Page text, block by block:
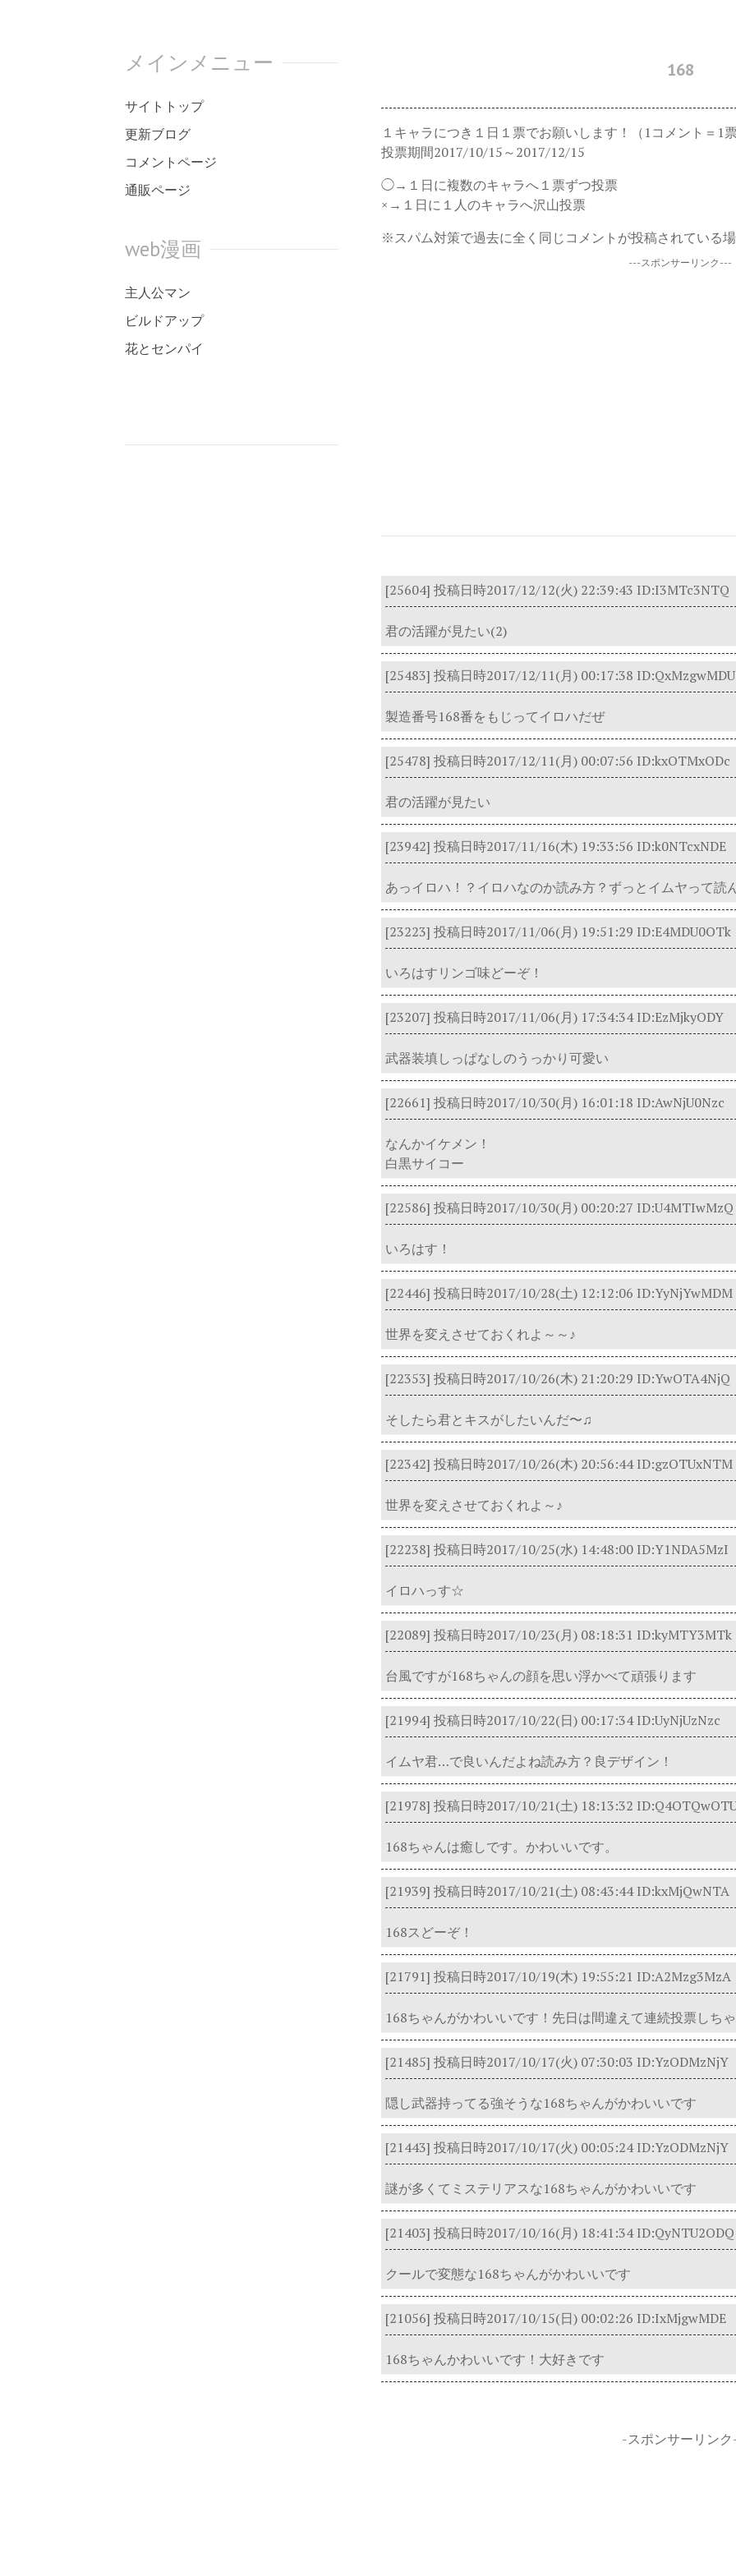
ン
へ
ス
ッ
プ
168
１キャラにつき１日１票でお願いします！（1コメント＝1
投票期間2017/10/15～2017/12/15
◯→１日に複数のキャラへ１票ずつ投票
×→１日に１人のキャラへ沢山投票
※スパム対策で過去に全く同じコメントが投稿されている
---スポンサーリンク---
[25604] 投稿日時2017/12/12(火) 22:39:43 ID:I3MTc3NTQ
君の活躍が見たい(2)
[25483] 投稿日時2017/12/11(月) 00:17:38 ID:QxMzgwMDU
製造番号168番をもじってイロハだぜ
[25478] 投稿日時2017/12/11(月) 00:07:56 ID:kxOTMxODc
君の活躍が見たい
[23942] 投稿日時2017/11/16(木) 19:33:56 ID:k0NTcxNDE
あっイロハ！？イロハなのか読み方？ずっとイムヤって読
[23223] 投稿日時2017/11/06(月) 19:51:29 ID:E4MDU0OTk
いろはすリンゴ味どーぞ！
[23207] 投稿日時2017/11/06(月) 17:34:34 ID:EzMjkyODY
武器装填しっぱなしのうっかり可愛い
[22661] 投稿日時2017/10/30(月) 16:01:18 ID:AwNjU0Nzc
なんかイケメン！
白黒サイコー
[22586] 投稿日時2017/10/30(月) 00:20:27 ID:U4MTIwMzQ
いろはす！
[22446] 投稿日時2017/10/28(土) 12:12:06 ID:YyNjYwMDM
世界を変えさせておくれよ～～♪
[22353] 投稿日時2017/10/26(木) 21:20:29 ID:YwOTA4NjQ
そしたら君とキスがしたいんだ〜♫
[22342] 投稿日時2017/10/26(木) 20:56:44 ID:gzOTUxNTM
世界を変えさせておくれよ～♪
[22238] 投稿日時2017/10/25(水) 14:48:00 ID:Y1NDA5MzI
イロハっす☆
[22089] 投稿日時2017/10/23(月) 08:18:31 ID:kyMTY3MTk
台風ですが168ちゃんの顔を思い浮かべて頑張ります
[21994] 投稿日時2017/10/22(日) 00:17:34 ID:UyNjUzNzc
イムヤ君…で良いんだよね読み方？良デザイン！
[21978] 投稿日時2017/10/21(土) 18:13:32
168ちゃんは癒しです。かわいいです。
[21939] 投稿日時2017/10/21(土) 08:43:44 ID:kxMjQwNTA
168スどーぞ！
[21791] 投稿日時2017/10/19(木) 19:55:21 ID:A2Mzg3MzA
168ちゃんがかわいいです！先日は間違えて連続投票しち
[21485] 投稿日時2017/10/17(火) 07:30:03 ID:YzODMzNjY
隠し武器持ってる強そうな168ちゃんがかわいいです
[21443] 投稿日時2017/10/17(火) 00:05:24 ID:YzODMzNjY
謎が多くてミステリアスな168ちゃんがかわいいです
[21403] 投稿日時2017/10/16(月) 18:41:34 ID:QyNTU2ODQ
クールで変態な168ちゃんがかわいいです
[21056] 投稿日時2017/10/15(日) 00:02:26 ID:IxMjgwMDE
168ちゃんかわいいです！大好きです
-スポンサーリン
メインメニュー
サイトトップ
更新ブログ
コメントページ
通販ページ
web漫画
主人公マン
ビルドアップ
花とセンパイ